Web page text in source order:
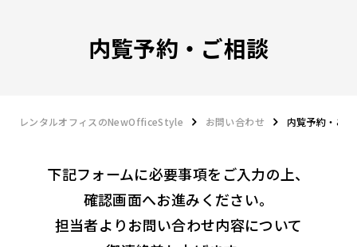
内覧予約・ご相談
レンタルオフィスのNewOfficeStyle お問い合わせ 内覧予約・ご
下記フォームに必要事項をご入力の上、
確認画面へお進みください。
担当者よりお問い合わせ内容について